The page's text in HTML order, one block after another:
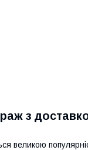
з
великою